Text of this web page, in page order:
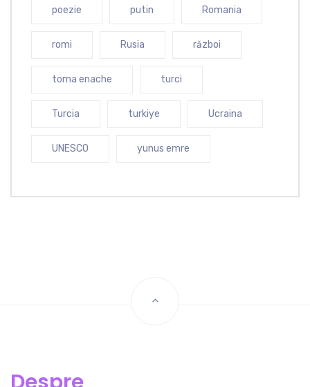
poezie putin Romania
romi Rusia război
toma enache turci
Turcia turkiye Ucraina
UNESCO yunus emre